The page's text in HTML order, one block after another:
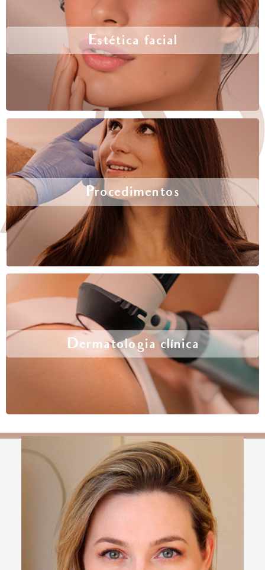
Estética facial
Procedimentos
Dermatologia clínica